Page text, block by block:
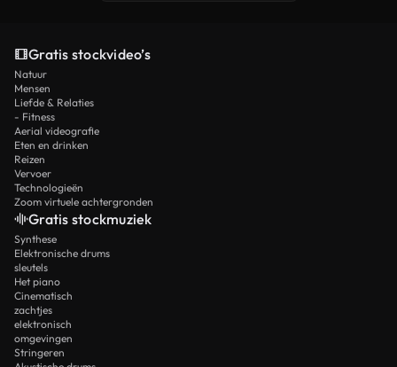
Gratis stockvideo’s
Natuur
Mensen
Liefde & Relaties
- Fitness
Aerial videografie
Eten en drinken
Reizen
Vervoer
Technologieën
Zoom virtuele achtergronden
Gratis stockmuziek
Synthese
Elektronische drums
sleutels
Het piano
Cinematisch
zachtjes
elektronisch
omgevingen
Stringeren